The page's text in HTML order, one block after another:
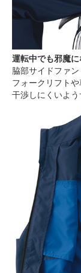
運転中でも邪魔
脇部サイドファン
フォークリフト
干渉しにくいよう